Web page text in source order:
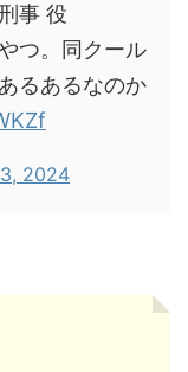
事 役
つ。同クール
るあるなのか
2024